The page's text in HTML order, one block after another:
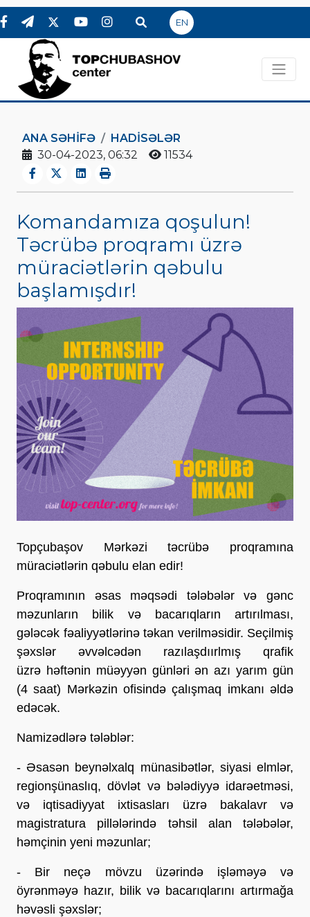
EN
ANA SƏHIFƏ
HADİSƏLƏR
30-04-2023, 06:32
11534
Komandamıza qoşulun!
Təcrübə proqramı üzrə
müraciətlərin qəbulu
başlamışdır!
Topçubaşov Mərkəzi təcrübə proqramına
müraciətlərin qəbulu elan edir!
Proqramının əsas məqsədi tələbələr və gənc
məzunların bilik və bacarıqların artırılması,
gələcək fəaliyyətlərinə təkan verilməsidir. Seçilmiş
şəxslər əvvəlcədən razılaşdıırlmış qrafik
üzrə həftənin müəyyən günləri ən azı yarım gün
(4 saat) Mərkəzin ofisində çalışmaq imkanı əldə
edəcək.
Namizədlərə tələblər:
- Əsasən beynəlxalq münasibətlər, siyasi elmlər,
regionşünaslıq, dövlət və bələdiyyə idarəetməsi,
və iqtisadiyyat ixtisasları üzrə bakalavr və
magistratura pillələrində təhsil alan tələbələr,
həmçinin yeni məzunlar;
- Bir neçə mövzu üzərində işləməyə və
öyrənməyə hazır, bilik və bacarıqlarını artırmağa
həvəsli şəxslər;